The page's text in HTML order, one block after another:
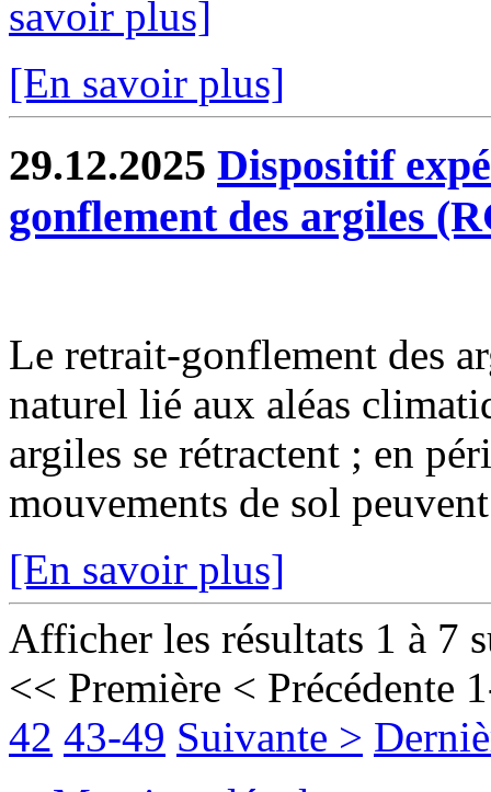
savoir plus]
[En savoir plus]
29.12.2025 Dispositif
gonflement des argiles
Le retrait-gonflement des
naturel lié aux aléas
argiles se rétractent ; en
mouvements de sol
[En savoir plus]
Afficher les résultats 1 à 7
<< Première < Précédente
42 43-49 Suivante >